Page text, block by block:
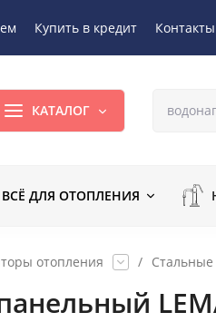
Купить в кредит Контакты
КАТАЛОГ
ВСЁ ДЛЯ ОТОПЛЕНИЯ
отопления /